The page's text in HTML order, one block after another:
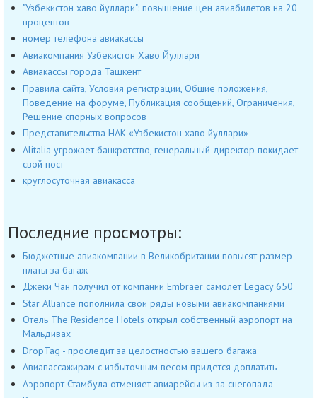
"Узбекистон хаво йуллари": повышение цен авиабилетов на 20
процентов
номер телефона авиакассы
Авиакомпания Узбекистон Хаво Йуллари
Авиакассы города Ташкент
Правила сайта, Условия регистрации, Общие положения,
Поведение на форуме, Публикация сообщений, Ограничения,
Решение спорных вопросов
Представительства НАК «Узбекистон хаво йуллари»
Alitalia угрожает банкротство, генеральный директор покидает
свой пост
круглосуточная авиакасса
Последние просмотры:
Бюджетные авиакомпании в Великобритании повысят размер
платы за багаж
Джеки Чан получил от компании Embraer самолет Legacy 650
Star Alliance пополнила свои ряды новыми авиакомпаниями
Отель The Residence Hotels открыл собственный аэропорт на
Мальдивах
DropTag - проследит за целостностью вашего багажа
Авиапассажирам с избыточным весом придется доплатить
Аэропорт Стамбула отменяет авиарейсы из-за снегопада